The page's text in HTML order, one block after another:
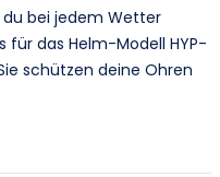
du bei jedem Wetter
für das Helm-Modell HYP-
schützen deine Ohren